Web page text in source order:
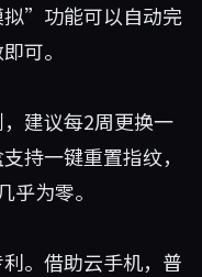
”功能可以自动完
可。
建议每2周更换一
持一键重置指纹，
为零。
。借助云手机，普